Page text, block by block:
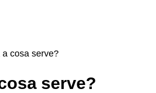
cosa serve?
serve?